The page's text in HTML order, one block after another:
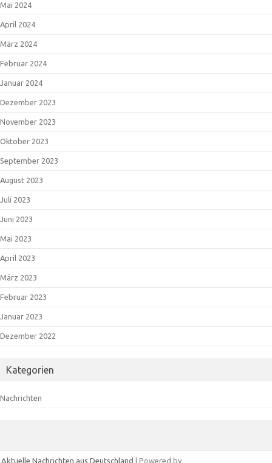
Mai 2024
April 2024
März 2024
Februar 2024
Januar 2024
Dezember 2023
November 2023
Oktober 2023
September 2023
August 2023
Juli 2023
Juni 2023
Mai 2023
April 2023
März 2023
Februar 2023
Januar 2023
Dezember 2022
Kategorien
Nachrichten
Aktuelle Nachrichten aus Deutschland | Powered by